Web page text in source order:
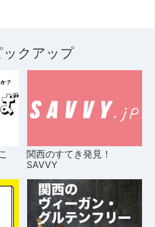
ックアップ
関西のすてき発見！
SAVVY